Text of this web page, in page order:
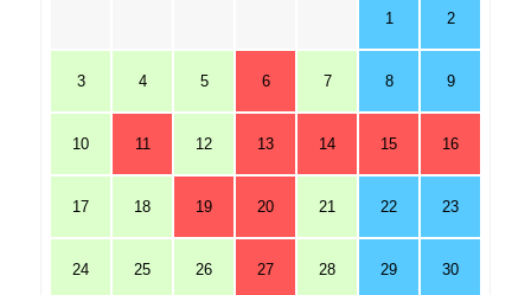
1 2
3 4 5 6 7 8 9
10 11 12 13 14 15 16
17 18 19 20 21 22 23
24 25 26 27 28 29 30